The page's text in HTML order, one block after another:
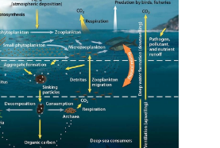
VIDEOS
CONTACTO